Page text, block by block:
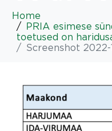
Home
PRIA esimese
toetused on
Screenshot 2022-